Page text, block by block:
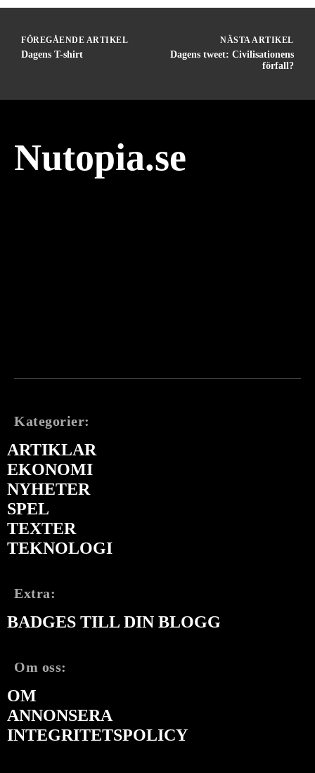
FÖREGÅENDE ARTIKEL
Dagens T-shirt
NÄSTA ARTIKEL
Dagens tweet: Civilisationens
förfall?
Nutopia.se
Kategorier:
ARTIKLAR
EKONOMI
NYHETER
SPEL
TEXTER
TEKNOLOGI
Extra:
BADGES TILL DIN BLOGG
Om oss:
OM
ANNONSERA
INTEGRITETSPOLICY